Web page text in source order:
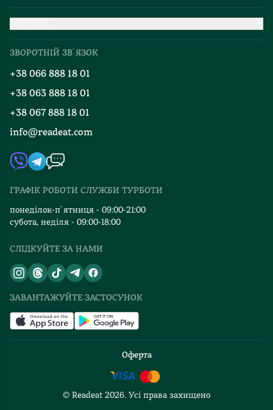
Добірки
Блог
Події
Книгарні
Контакти
Автори
Видавництва
Відгуки та оцінка RDT
Міжнародна доставка
Мапа сайту
ЗВОРОТНІЙ ЗВ`ЯЗОК
+38 066 888 18 01
+38 063 888 18 01
+38 067 888 18 01
info@readeat.com
ГРАФІК РОБОТИ СЛУЖБИ ТУРБОТИ
понеділок-п`ятниця - 09:00-21:00
субота, неділя - 09:00-18:00
СЛІДКУЙТЕ ЗА НАМИ
ЗАВАНТАЖУЙТЕ ЗАСТОСУНОК
Оферта
© Readeat 2026. Усі права захищено